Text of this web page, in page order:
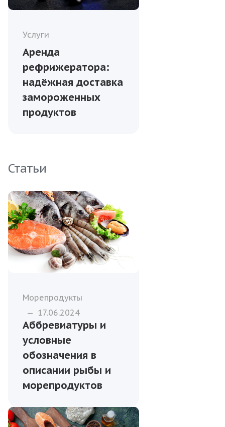
Услуги
Аренда
рефрижератора:
надёжная доставка
замороженных
продуктов
Статьи
Морепродукты
— 17.06.2024
Аббревиатуры и
условные
обозначения в
описании рыбы и
морепродуктов